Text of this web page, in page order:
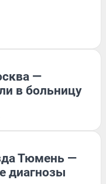
—
в больницу
Тюмень —
диагнозы